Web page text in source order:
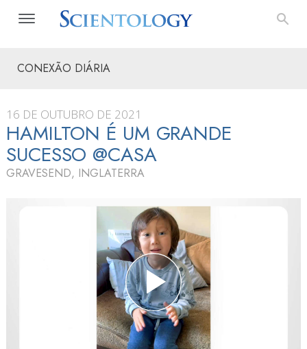
CONEXÃO DIÁRIA
16 DE OUTUBRO DE 2021
HAMILTON É UM GRANDE
SUCESSO @CASA
GRAVESEND, INGLATERRA